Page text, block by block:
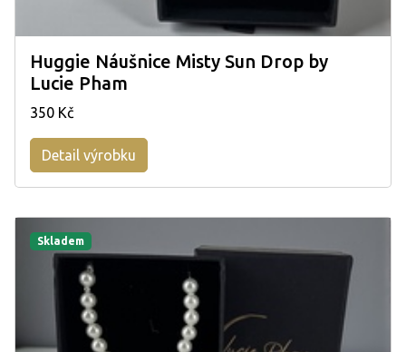
Huggie Náušnice Misty Sun Drop by
Lucie Pham
350 Kč
Detail výrobku
Skladem